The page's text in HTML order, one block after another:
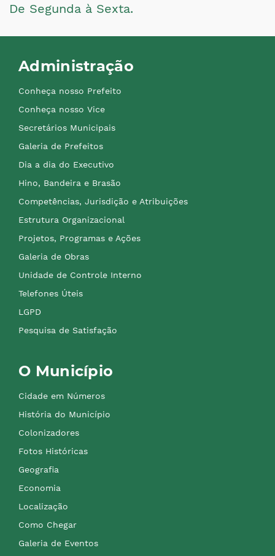
De Segunda à Sexta.
Administração
Conheça nosso Prefeito
Conheça nosso Vice
Secretários Municipais
Galeria de Prefeitos
Dia a dia do Executivo
Hino, Bandeira e Brasão
Competências, Jurisdição e Atribuições
Estrutura Organizacional
Projetos, Programas e Ações
Galeria de Obras
Unidade de Controle Interno
Telefones Úteis
LGPD
Pesquisa de Satisfação
O Município
Cidade em Números
História do Município
Colonizadores
Fotos Históricas
Geografia
Economia
Localização
Como Chegar
Galeria de Eventos